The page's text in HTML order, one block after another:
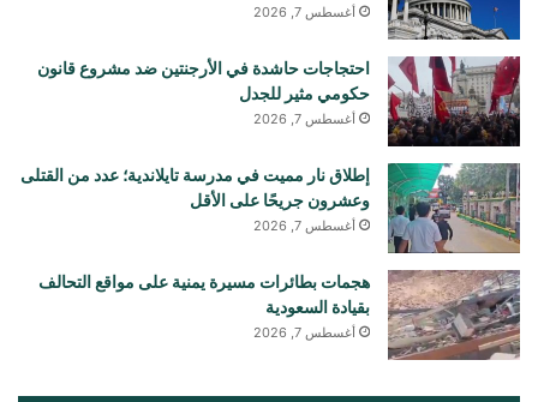
أغسطس 7, 2026
احتجاجات حاشدة في الأرجنتين ضد مشروع قانون
حكومي مثير للجدل
أغسطس 7, 2026
إطلاق نار مميت في مدرسة تايلاندية؛ عدد من القتلى
وعشرون جريحًا على الأقل
أغسطس 7, 2026
هجمات بطائرات مسيرة يمنية على مواقع التحالف
بقيادة السعودية
أغسطس 7, 2026